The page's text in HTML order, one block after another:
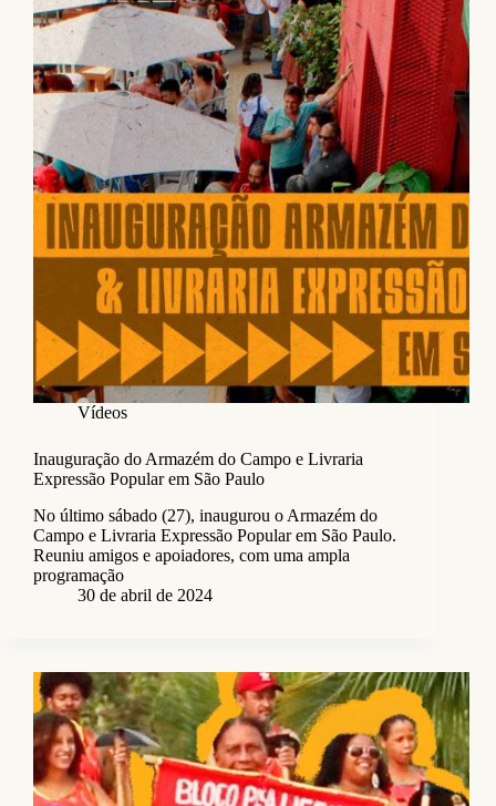
Vídeos
Inauguração do Armazém do Campo e Livraria
Expressão Popular em São Paulo
No último sábado (27), inaugurou o Armazém do
Campo e Livraria Expressão Popular em São Paulo.
Reuniu amigos e apoiadores, com uma ampla
programação
30 de abril de 2024